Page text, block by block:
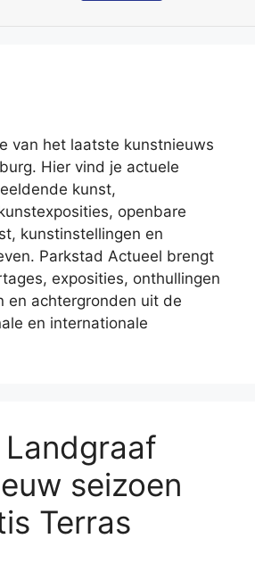
van het laatste kunstnieuws
Hier vind je actuele
kunst,
openbare
kunstinstellingen en
Parkstad Actueel brengt
exposities, onthullingen
en achtergronden uit de
en internationale
seizoen
Terras